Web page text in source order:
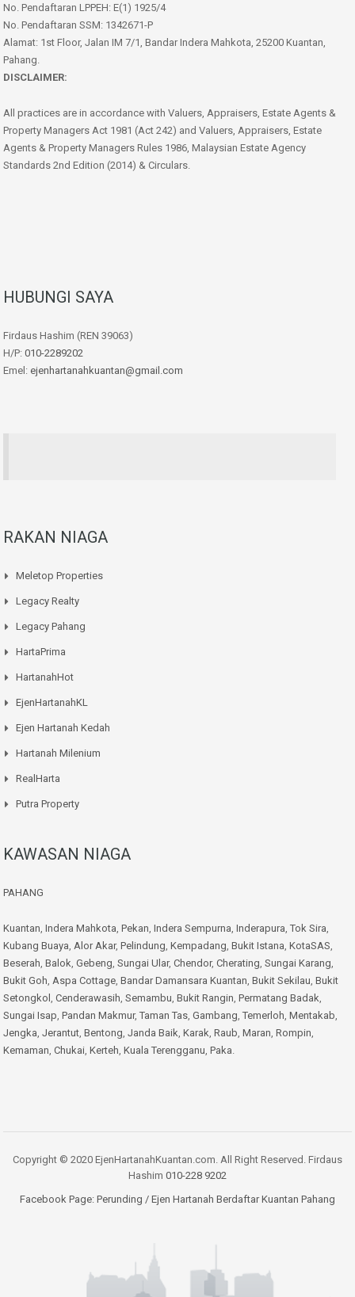
No. Pendaftaran LPPEH: E(1) 1925/4
No. Pendaftaran SSM: 1342671-P
Alamat: 1st Floor, Jalan IM 7/1, Bandar Indera Mahkota, 25200 Kuantan,
Pahang.
DISCLAIMER:
All practices are in accordance with Valuers, Appraisers, Estate Agents &
Property Managers Act 1981 (Act 242) and Valuers, Appraisers, Estate
Agents & Property Managers Rules 1986, Malaysian Estate Agency
Standards 2nd Edition (2014) & Circulars.
HUBUNGI SAYA
Firdaus Hashim (REN 39063)
H/P: 010-2289202
Emel: ejenhartanahkuantan@gmail.com
RAKAN NIAGA
Meletop Properties
Legacy Realty
Legacy Pahang
HartaPrima
HartanahHot
EjenHartanahKL
Ejen Hartanah Kedah
Hartanah Milenium
RealHarta
Putra Property
KAWASAN NIAGA
PAHANG
Kuantan Indera Mahkota Pekan Indera Sempurna Inderapura Tok Sira
Kubang Buaya Alor Akar, Pelindung Kempadang Bukit Istana KotaSAS
Beserah Balok Gebeng Sungai Ular, Chendor, Cherating Sungai Karang
Bukit Goh Aspa Cottage Bandar Damansara Kuantan Bukit Sekilau Bukit
Setongkol
Cenderawasih Semambu Bukit Rangin Permatang Badak
Sungai Isap Pandan Makmur, Taman Tas Gambang Temerloh Mentakab
Jengka Jerantut Bentong Janda Baik Karak Raub Maran Rompin
Kemaman Chukai Kerteh Kuala Terengganu Paka
Copyright © 2020 EjenHartanahKuantan.com. All Right Reserved. Firdaus
Hashim 010-228 9202
Facebook Page: Perunding / Ejen Hartanah Berdaftar Kuantan Pahang